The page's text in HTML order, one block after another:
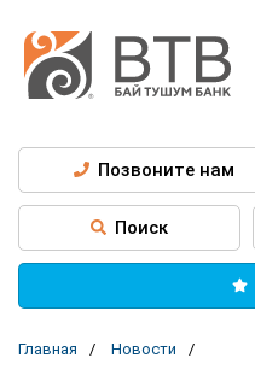
Позвоните нам
Поиск
Главная Новости